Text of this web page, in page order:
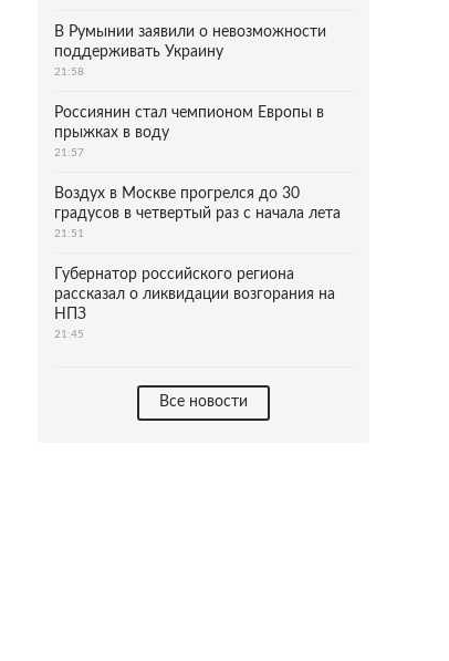
В Румынии заявили о невозможности
поддерживать Украину
21:58
Россиянин стал чемпионом Европы в
прыжках в воду
21:57
Воздух в Москве прогрелся до 30
градусов в четвертый раз с начала лета
21:51
Губернатор российского региона
рассказал о ликвидации возгорания на
НПЗ
21:45
Все новости